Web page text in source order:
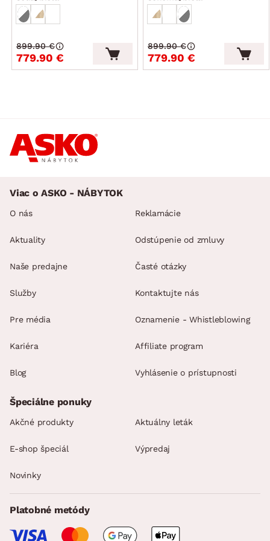
779.90 €
899.90 €
779.90 €
899.90 €
Viac o ASKO - NÁBYTOK
O nás
Aktuality
Naše predajne
Služby
Pre média
Kariéra
Blog
Reklamácie
Odstúpenie od zmluvy
Časté otázky
Kontaktujte nás
Oznamenie - Whistleblowing
Affiliate program
Vyhlásenie o prístupnosti
Špeciálne ponuky
Akčné produkty Aktuálny leták
E-shop špeciál Výpredaj
Novinky
Platobné metódy